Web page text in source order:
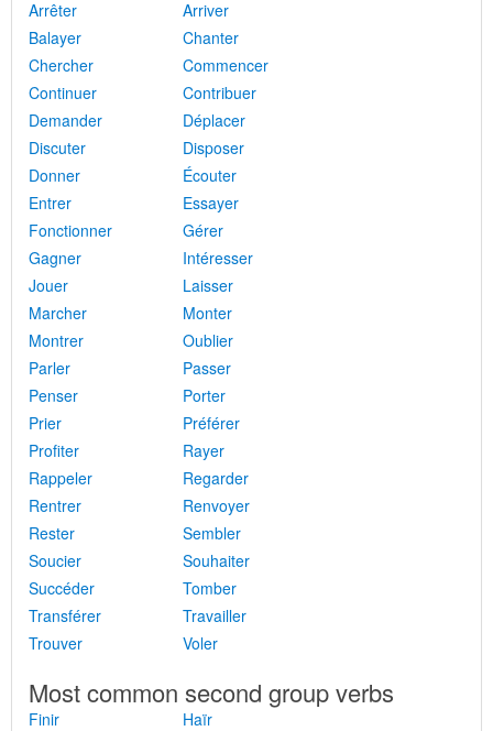
Arrêter
Arriver
Balayer
Chanter
Chercher
Commencer
Continuer
Contribuer
Demander
Déplacer
Discuter
Disposer
Donner
Écouter
Entrer
Essayer
Fonctionner
Gérer
Gagner
Intéresser
Jouer
Laisser
Marcher
Monter
Montrer
Oublier
Parler
Passer
Penser
Porter
Prier
Préférer
Profiter
Rayer
Rappeler
Regarder
Rentrer
Renvoyer
Rester
Sembler
Soucier
Souhaiter
Succéder
Tomber
Transférer
Travailler
Trouver
Voler
Most common second group verbs
Finir
Haïr